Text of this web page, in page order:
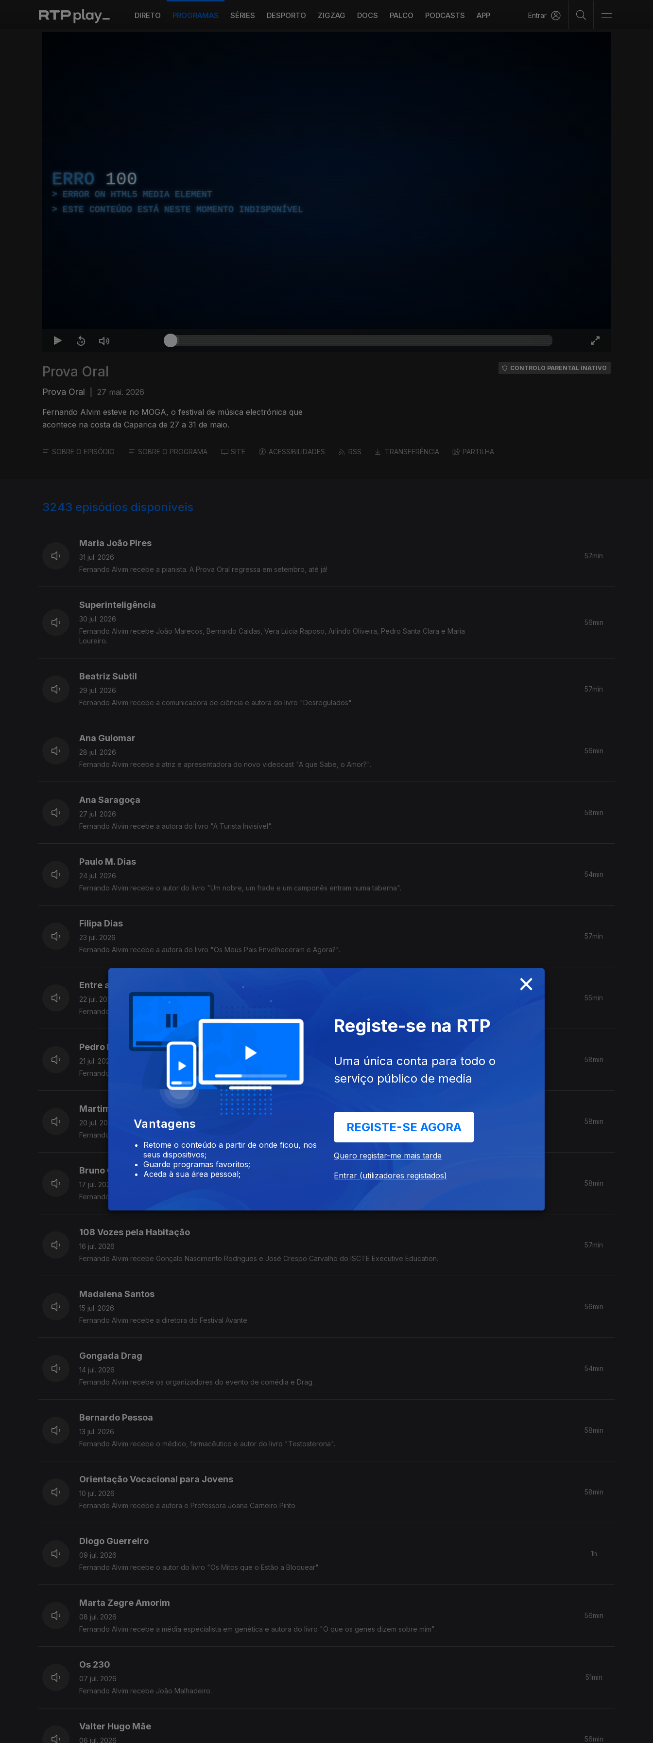
DIRETO PROGRAMAS SÉRIES DESPORTO ZIGZAG DOCS PALCO PODCASTS APP Entrar
ERRO 100
ERROR ON HTML5 MEDIA ELEMENT
ESTE CONTEÚDO ESTÁ NESTE MOMENTO INDISPONÍVEL
Prova Oral
Prova Oral 27 mai. 2026
Fernando Alvim esteve no MOGA, o festival de música electrónica que
acontece na costa da Caparica de 27 a 31 de maio.
CONTROLO PARENTAL INATIVO
SOBRE O EPISÓDIO SOBRE O PROGRAMA SITE ACESSIBILIDADES RSS TRANSFERÊNCIA PARTILHA
3243 episódios disponíveis
Maria João Pires
31 jul. 2026
Fernando Alvim recebe a pianista. A Prova Oral regressa em setembro, até já!
57min
Superinteligência
30 jul. 2026
Fernando Alvim recebe João Marecos, Bernardo Caldas, Vera Lúcia Raposo, Arlindo Oliveira, Pedro Santa Clara e Maria
Loureiro.
56min
Beatriz Subtil
29 jul. 2026
Fernando Alvim recebe a comunicadora de ciência e autora do livro "Desregulados".
57min
Ana Guiomar
28 jul. 2026
Fernando Alvim recebe a atriz e apresentadora do novo videocast "A que Sabe, o Amor?".
56min
Ana Saragoça
27 jul. 2026
Fernando Alvim recebe a autora do livro "A Turista Invisível".
58min
Paulo M. Dias
24 jul. 2026
Fernando Alvim recebe o autor do livro "Um nobre, um frade e um camponês entram numa taberna".
54min
Filipa Dias
23 jul. 2026
Fernando Alvim recebe a autora do livro "Os Meus Pais Envelheceram e Agora?".
57min
Entre a Arte e o Algoritmo
22 jul. 2026
Fernando Alvim conversa com Paula Cristina Cunha, Legendary Tigerman, Tozé Brito e Sam The Kid.
55min
Pedro Pires
21 jul. 2026
Fernando Alvim recebe o criativo.
58min
Martim Sousa Tavares
20 jul. 2026
Fernando Alvim recebe o maestro e autor.
58min
Bruno Gonçalves
17 jul. 2026
Fernando Alvim recebe o eurodeputado e fundador do movimento BORA.
58min
108 Vozes pela Habitação
16 jul. 2026
Fernando Alvim recebe Gonçalo Nascimento Rodrigues e José Crespo Carvalho do ISCTE Executive Education.
57min
Madalena Santos
15 jul. 2026
Fernando Alvim recebe a diretora do Festival Avante.
56min
Gongada Drag
14 jul. 2026
Fernando Alvim recebe os organizadores do evento de comédia e Drag.
54min
Bernardo Pessoa
13 jul. 2026
Fernando Alvim recebe o médico, farmacêutico e autor do livro "Testosterona".
58min
Orientação Vocacional para Jovens
10 jul. 2026
Fernando Alvim recebe a autora e Professora Joana Carneiro Pinto
58min
Diogo Guerreiro
09 jul. 2026
Fernando Alvim recebe o autor do livro "Os Mitos que o Estão a Bloquear".
1h
Marta Zegre Amorim
08 jul. 2026
Fernando Alvim recebe a média especialista em genética e autora do livro "O que os genes dizem sobre mim".
56min
Os 230
07 jul. 2026
Fernando Alvim recebe João Malhadeiro.
51min
Valter Hugo Mãe
06 jul. 2026 56min
×
Vantagens
Retome o conteúdo a partir de onde ficou, nos
seus dispositivos;
Guarde programas favoritos;
Aceda à sua área pessoal;
Registe-se na RTP
Uma única conta para todo o
serviço público de media
REGISTE-SE AGORA
Quero registar-me mais tarde
Entrar (utilizadores registados)